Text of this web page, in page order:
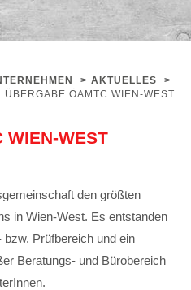
> AKTUELLES
>
ÜBERGABE ÖAMTC WIEN-WEST
WIEN-WEST
den größten
in Wien-West. Es entstanden
Prüfbereich und ein
Beratungs- und Bürobereich